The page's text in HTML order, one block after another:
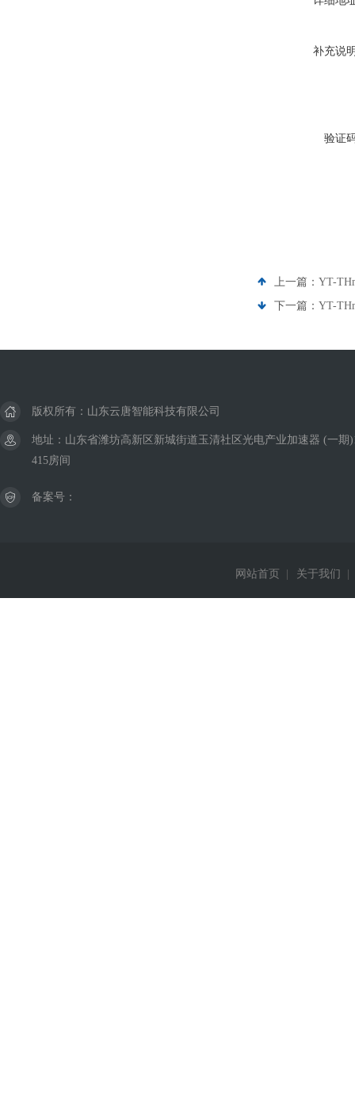
补充说
验证
上一篇： YT-
下一篇： YT-
版权所有：山东云唐智能科技有限公司
地址：山东省潍坊高新区新城街道玉清社区光电产业加速器 (一期
415房间
备案号：
网站首页 关于我们